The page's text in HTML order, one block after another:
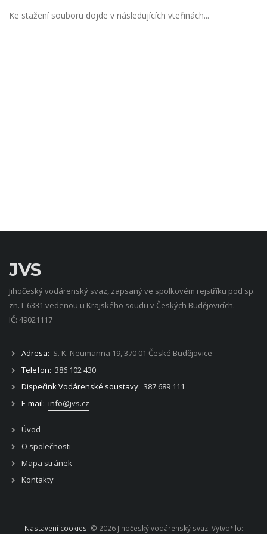
Ke stažení souboru dojde v následujících vteřinách...
JVS
Jihočeský vodárenský svaz, zapsaný ve spolkovém rejstříku pod sp.
zn. L 6331 vedenou u Krajského soudu v Českých Budějovicích.
IČ: 49021117
Adresa: S. K. Neumanna 19, 370 01 České Budějovice
Telefon: 386 102 430
Dispečink Vodárenské soustavy: 387 689 111
E-mail: info@jvs.cz
Úvod
O společnosti
Mapa stránek
Kontakty
Nastavení cookies. © 2026 Jihočeský vodárenský svaz. Vytvořilo: